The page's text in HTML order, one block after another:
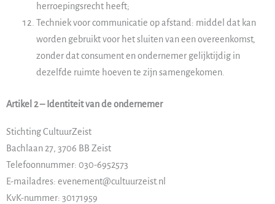
herroepingsrecht heeft;
Techniek voor communicatie op afstand: middel dat kan
worden gebruikt voor het sluiten van een overeenkomst,
zonder dat consument en ondernemer gelijktijdig in
dezelfde ruimte hoeven te zijn samengekomen.
Artikel 2 – Identiteit van de ondernemer
Stichting CultuurZeist
Bachlaan 27, 3706 BB Zeist
Telefoonnummer: 030-6952573
E-mailadres: evenement@cultuurzeist.nl
KvK-nummer: 30171959